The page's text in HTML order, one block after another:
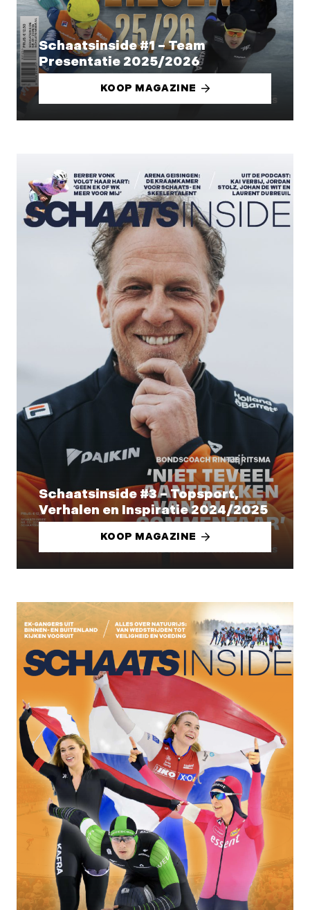
Schaatsinside #1 – Team
Presentatie 2025/2026
KOOP MAGAZINE
Schaatsinside #3 – Topsport,
Verhalen en Inspiratie 2024/2025
KOOP MAGAZINE